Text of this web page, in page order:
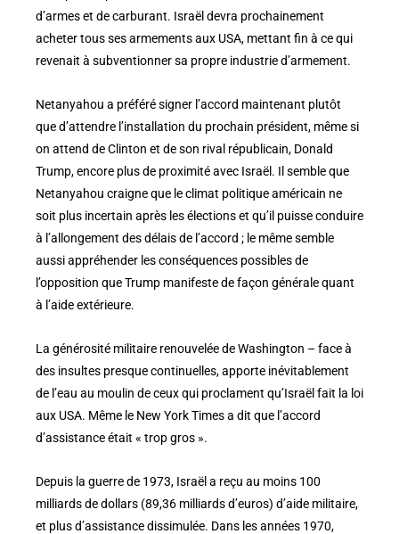
d’armes et de carburant. Israël devra prochainement
acheter tous ses armements aux USA, mettant fin à ce qui
revenait à subventionner sa propre industrie d’armement.
Netanyahou a préféré signer l’accord maintenant plutôt
que d’attendre l’installation du prochain président, même si
on attend de Clinton et de son rival républicain, Donald
Trump, encore plus de proximité avec Israël. Il semble que
Netanyahou craigne que le climat politique américain ne
soit plus incertain après les élections et qu’il puisse conduire
à l’allongement des délais de l’accord ; le même semble
aussi appréhender les conséquences possibles de
l’opposition que Trump manifeste de façon générale quant
à l’aide extérieure.
La générosité militaire renouvelée de Washington – face à
des insultes presque continuelles, apporte inévitablement
de l’eau au moulin de ceux qui proclament qu’Israël fait la loi
aux USA. Même le New York Times a dit que l’accord
d’assistance était « trop gros ».
Depuis la guerre de 1973, Israël a reçu au moins 100
milliards de dollars (89,36 milliards d’euros) d’aide militaire,
et plus d’assistance dissimulée. Dans les années 1970,